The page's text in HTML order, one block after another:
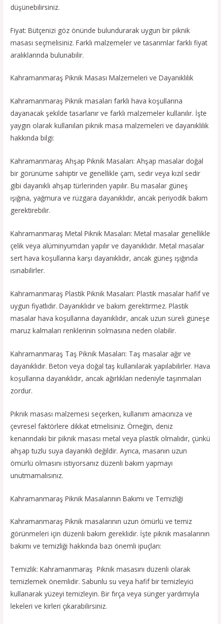
düşünebilirsiniz.
Fiyat: Bütçenizi göz önünde bulundurarak uygun bir piknik
masası seçmelisiniz. Farklı malzemeler ve tasarımlar farklı fiyat
aralıklarında bulunabilir.
Kahramanmaraş Piknik Masası Malzemeleri ve Dayanıklılık
Kahramanmaraş Piknik masaları farklı hava koşullarına
dayanacak şekilde tasarlanır ve farklı malzemeler kullanılır. İşte
yaygın olarak kullanılan piknik masa malzemeleri ve dayanıklılık
hakkında bilgi:
Kahramanmaraş Ahşap Piknik Masaları: Ahşap masalar doğal
bir görünüme sahiptir ve genellikle çam, sedir veya kızıl sedir
gibi dayanıklı ahşap türlerinden yapılır. Bu masalar güneş
ışığına, yağmura ve rüzgara dayanıklıdır, ancak periyodik bakım
gerektirebilir.
Kahramanmaraş Metal Piknik Masaları: Metal masalar genellikle
çelik veya alüminyumdan yapılır ve dayanıklıdır. Metal masalar
sert hava koşullarına karşı dayanıklıdır, ancak güneş ışığında
ısınabilirler.
Kahramanmaraş Plastik Piknik Masaları: Plastik masalar hafif ve
uygun fiyatlıdır. Dayanıklıdır ve bakım gerektirmez. Plastik
masalar hava koşullarına dayanıklıdır, ancak uzun süreli güneşe
maruz kalmaları renklerinin solmasına neden olabilir.
Kahramanmaraş Taş Piknik Masaları: Taş masalar ağır ve
dayanıklıdır. Beton veya doğal taş kullanılarak yapılabilirler. Hava
koşullarına dayanıklıdır, ancak ağırlıkları nedeniyle taşınmaları
zordur.
Piknik masası malzemesi seçerken, kullanım amacınıza ve
çevresel faktörlere dikkat etmelisiniz. Örneğin, deniz
kenarındaki bir piknik masası metal veya plastik olmalıdır, çünkü
ahşap tuzlu suya dayanıklı değildir. Ayrıca, masanın uzun
ömürlü olmasını istiyorsanız düzenli bakım yapmayı
unutmamalısınız.
Kahramanmaraş Piknik Masalarının Bakımı ve Temizliği
Kahramanmaraş Piknik masalarının uzun ömürlü ve temiz
görünmeleri için düzenli bakım gereklidir. İşte piknik masalarının
bakımı ve temizliği hakkında bazı önemli ipuçları:
Temizlik: Kahramanmaraş Piknik masasını düzenli olarak
temizlemek önemlidir. Sabunlu su veya hafif bir temizleyici
kullanarak yüzeyi temizleyin. Bir fırça veya sünger yardımıyla
lekeleri ve kirleri çıkarabilirsiniz.